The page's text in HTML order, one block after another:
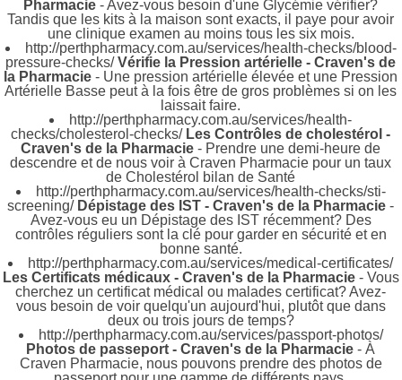
Pharmacie- Avez-vous besoin d'une Glycémie vérifier?
Tandis que les kits à la maison sont exacts, il paye pour avoir
une clinique examen au moins tous les six mois.
http://perthpharmacy.com.au/services/health-checks/blood-
pressure-checks/Vérifie la Pression artérielle - Craven's de
la Pharmacie- Une pression artérielle élevée et une Pression
Artérielle Basse peut à la fois être de gros problèmes si on les
laissait faire.
http://perthpharmacy.com.au/services/health-
checks/cholesterol-checks/ Les Contrôles de cholestérol -
Craven's de la Pharmacie- Prendre une demi-heure de
descendre et de nous voir à Craven Pharmacie pour un taux
de Cholestérol bilan de Santé
http://perthpharmacy.com.au/services/health-checks/sti-
screening/ Dépistage des IST - Craven's de la Pharmacie-
Avez-vous eu un Dépistage des IST récemment? Des
contrôles réguliers sont la clé pour garder en sécurité et en
bonne santé.
http://perthpharmacy.com.au/services/medical-certificates/
Les Certificats médicaux - Craven's de la Pharmacie - Vous
cherchez un certificat médical ou malades certificat? Avez-
vous besoin de voir quelqu'un aujourd'hui, plutôt que dans
deux ou trois jours de temps?
http://perthpharmacy.com.au/services/passport-photos/
Photos de passeport - Craven's de la Pharmacie- À
Craven Pharmacie, nous pouvons prendre des photos de